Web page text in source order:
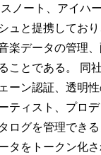
ノート、アイハ
ュと提携してお
楽データの管理
ことである。 同
ーン認証、透明
ティスト、プロ
ログを管理できる
タをトークン化